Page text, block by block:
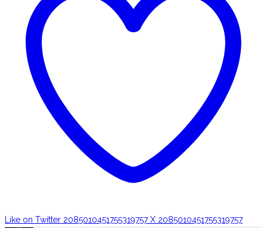
Like on Twitter 2085010451755319757 X 2085010451755319757